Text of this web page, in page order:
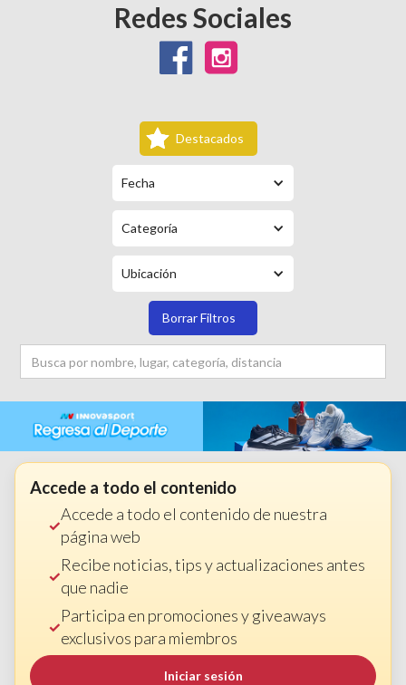
Redes Sociales
Destacados
Fecha
Categoría
Ubicación
Borrar Filtros
Accede a todo el contenido
Accede a todo el contenido de nuestra
página web
Recibe noticias, tips y actualizaciones antes
que nadie
Participa en promociones y giveaways
exclusivos para miembros
Iniciar sesión